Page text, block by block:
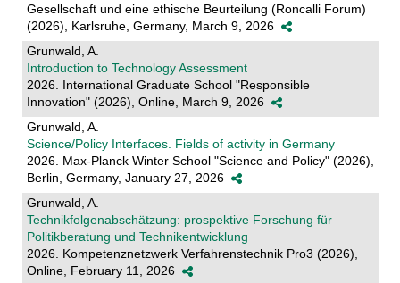
Gesellschaft und eine ethische Beurteilung (Roncalli Forum)
(2026), Karlsruhe, Germany, March 9, 2026
Grunwald, A.
Introduction to Technology Assessment
2026. International Graduate School "Responsible
Innovation" (2026), Online, March 9, 2026
Grunwald, A.
Science/Policy Interfaces. Fields of activity in Germany
2026. Max-Planck Winter School "Science and Policy" (2026),
Berlin, Germany, January 27, 2026
Grunwald, A.
Technikfolgenabschätzung: prospektive Forschung für
Politikberatung und Technikentwicklung
2026. Kompetenznetzwerk Verfahrenstechnik Pro3 (2026),
Online, February 11, 2026